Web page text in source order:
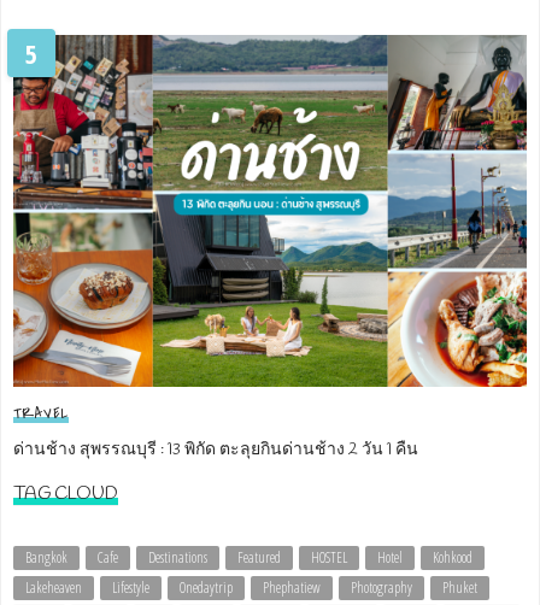
5
TRAVEL
ด่านช้าง สุพรรณบุรี : 13 พิกัด ตะลุยกินด่านช้าง 2 วัน 1 คืน
TAG CLOUD
Bangkok Cafe Destinations Featured HOSTEL Hotel
Kohkood
Lakeheaven
Lifestyle Onedaytrip Phephatiew Photography
Phuket